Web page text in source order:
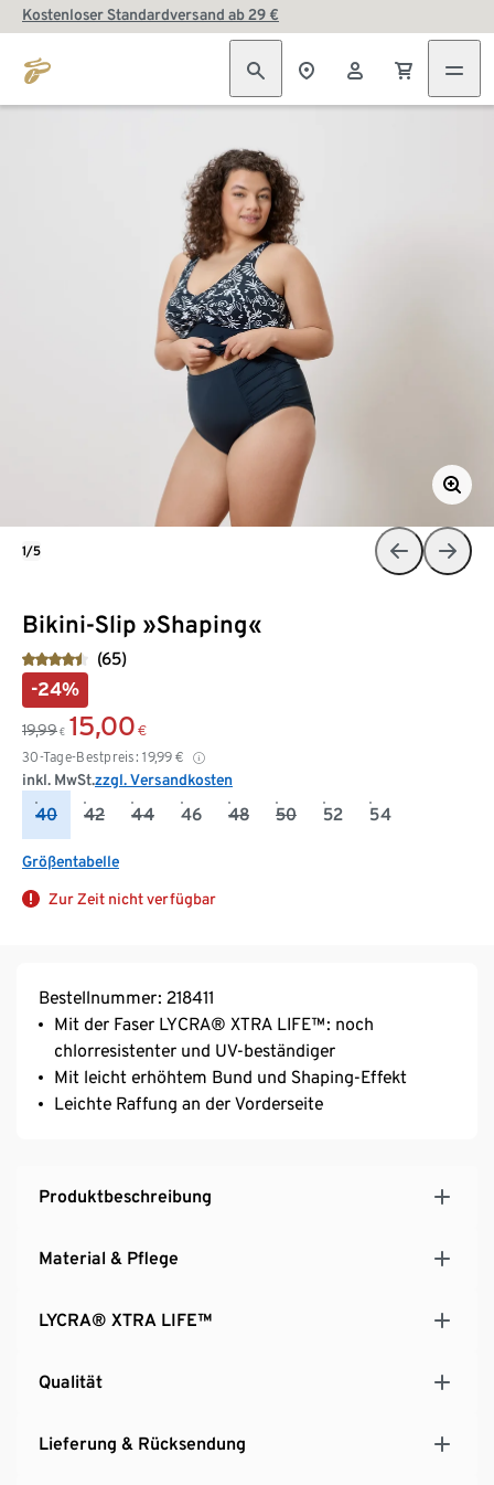
Kostenloser Standardversand ab 29 €
Bikini-Slip »Shaping«
(65)
-24%
19,99 € 15,00 €
30-Tage-Bestpreis: 19,99 €
inkl. MwSt.zzgl. Versandkosten
40 42 44 46 48 50 52 54
Größentabelle
Zur Zeit nicht verfügbar
1/5
Bestellnummer: 218411
Mit der Faser LYCRA® XTRA LIFE™: noch
chlorresistenter und UV-beständiger
Mit leicht erhöhtem Bund und Shaping-Effekt
Leichte Raffung an der Vorderseite
Produktbeschreibung
Material & Pflege
LYCRA® XTRA LIFE™
Qualität
Lieferung & Rücksendung